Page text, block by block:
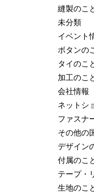
縫製のこ
未分類
イベント
ボタンの
タイのこ
加工のこ
会社情報
ネットシ
ファスナ
その他の
デザイン
付属のこ
テープ・
生地のこ